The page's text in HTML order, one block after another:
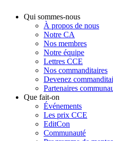
Qui sommes-nous
À propos de nous
Notre CA
Nos membres
Notre équipe
Lettres CCE
Nos commanditaires
Devenez
Partenaires
Que fait-on
Événements
Les prix CCE
EditCon
Communauté